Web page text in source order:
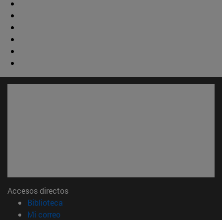
Accesos directos
Biblioteca
Mi correo(abre en nueva ventana)